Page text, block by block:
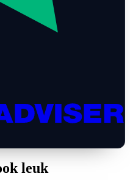
leuk